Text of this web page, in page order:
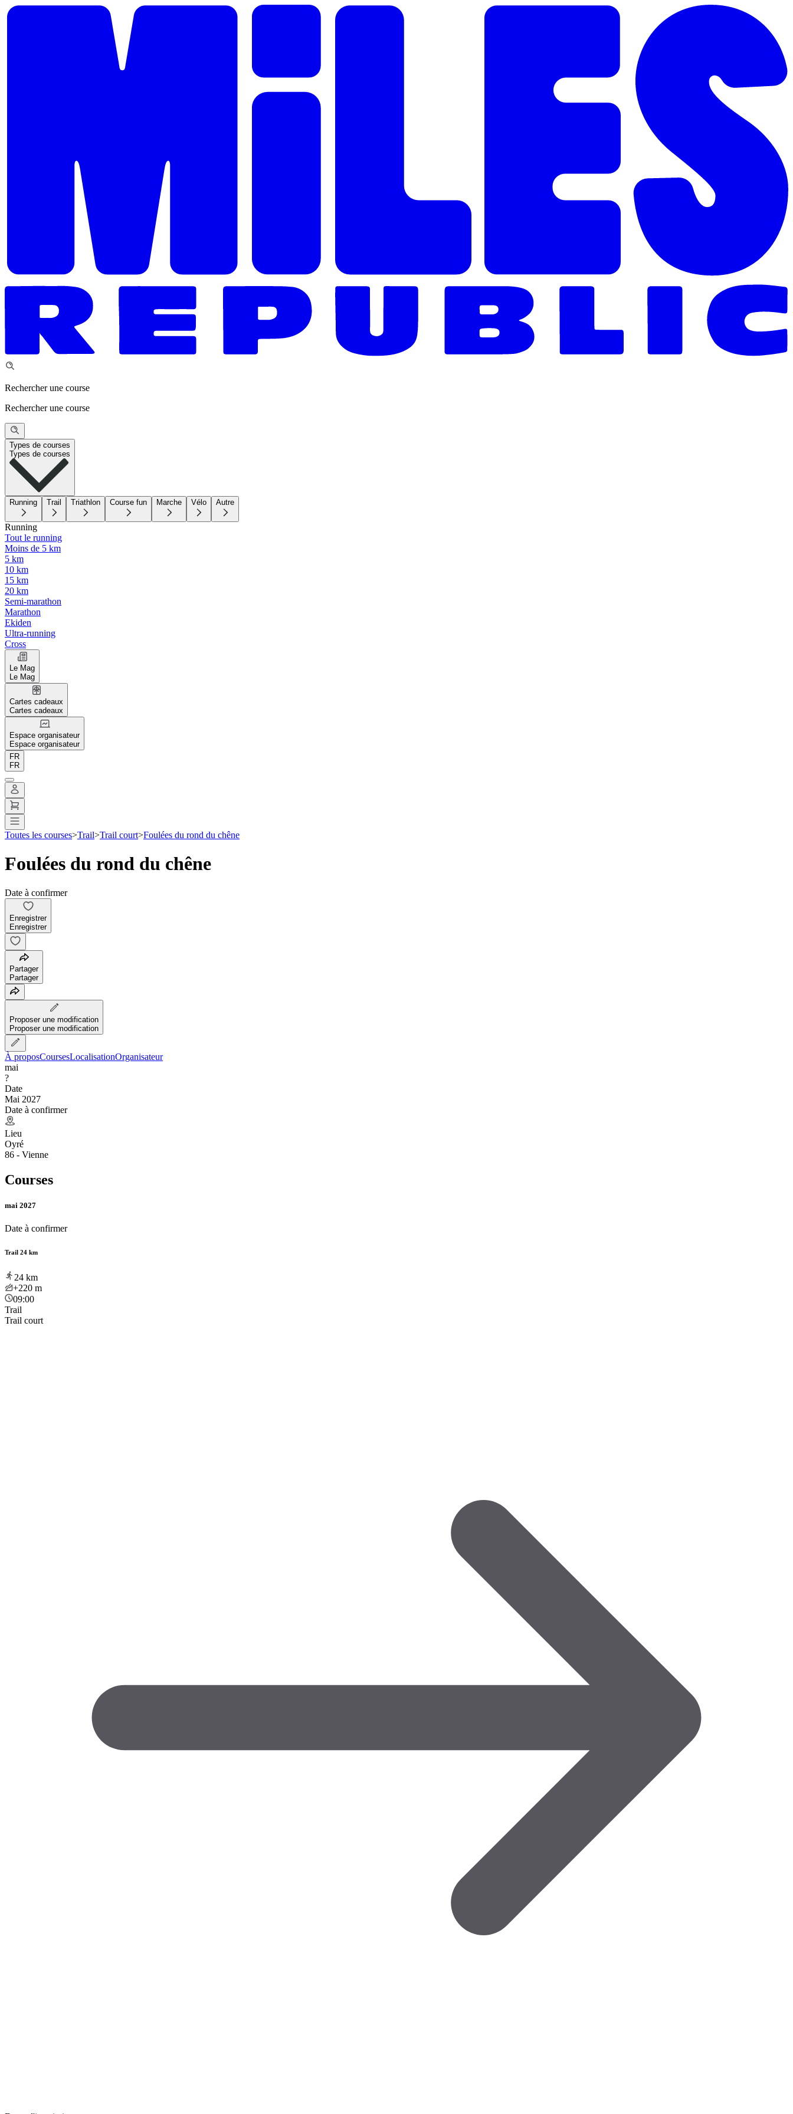
Rechercher une course
Rechercher une course
Types de courses
Types de courses
Running Trail Triathlon Course fun Marche Vélo Autre
Running
Tout le running
Moins de 5 km
5 km
10 km
15 km
20 km
Semi-marathon
Marathon
Ekiden
Ultra-running
Cross
Le Mag
Le Mag
Cartes cadeaux
Cartes cadeaux
Espace organisateur
Espace organisateur
FR
FR
Toutes les courses>Trail>Trail court>Foulées du rond du chêne
Foulées du rond du chêne
Date à confirmer
Enregistrer
Enregistrer
Partager
Partager
Proposer une modification
Proposer une modification
À proposCoursesLocalisationOrganisateur
mai
?
Date
Mai 2027
Date à confirmer
Lieu
Oyré
86 - Vienne
Courses
mai 2027
Date à confirmer
Trail 24 km
24 km
+220 m
09:00
Trail
Trail court